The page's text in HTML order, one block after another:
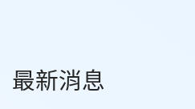
最新消息